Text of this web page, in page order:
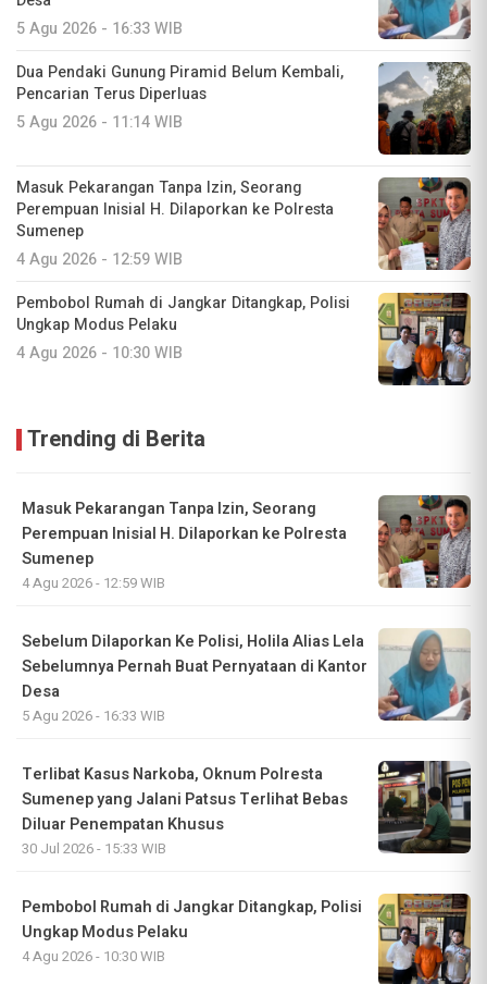
5 Agu 2026 - 16:33 WIB
Dua Pendaki Gunung Piramid Belum Kembali,
Pencarian Terus Diperluas
5 Agu 2026 - 11:14 WIB
Masuk Pekarangan Tanpa Izin, Seorang
Perempuan Inisial H. Dilaporkan ke Polresta
Sumenep
4 Agu 2026 - 12:59 WIB
Pembobol Rumah di Jangkar Ditangkap, Polisi
Ungkap Modus Pelaku
4 Agu 2026 - 10:30 WIB
Trending di Berita
Masuk Pekarangan Tanpa Izin, Seorang
Perempuan Inisial H. Dilaporkan ke Polresta
Sumenep
4 Agu 2026 - 12:59 WIB
Sebelum Dilaporkan Ke Polisi, Holila Alias Lela
Sebelumnya Pernah Buat Pernyataan di Kantor
Desa
5 Agu 2026 - 16:33 WIB
Terlibat Kasus Narkoba, Oknum Polresta
Sumenep yang Jalani Patsus Terlihat Bebas
Diluar Penempatan Khusus
30 Jul 2026 - 15:33 WIB
Pembobol Rumah di Jangkar Ditangkap, Polisi
Ungkap Modus Pelaku
4 Agu 2026 - 10:30 WIB